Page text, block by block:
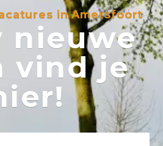
in Amersfoort
nieuwe
vind je